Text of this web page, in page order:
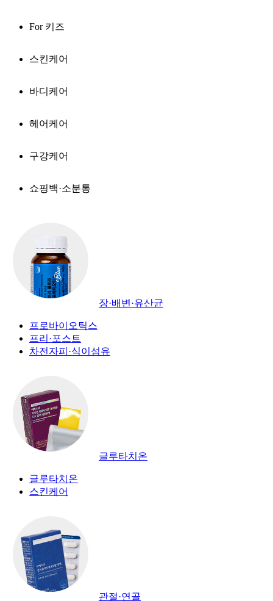
For 키즈
스킨케어
바디케어
헤어케어
구강케어
쇼핑백·소분통
장·배변·유산균
프로바이오틱스
프리·포스트
차전자피·식이섬유
글루타치온
글루타치온
스킨케어
관절·연골